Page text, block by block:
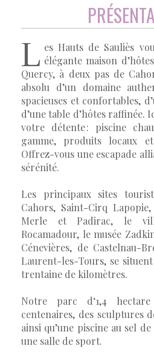
L es Hauts de Sauliès
élégante maison
Quercy, à deux pas de
absolu d’un domaine
spacieuses et confortables,
d’une table d’hôtes raffinée.
votre détente : piscine
gamme, produits locaux
Offrez-vous une escapade
sérénité.
Les principaux sites
Cahors, Saint-Cirq
Merle et Padirac, le
Rocamadour, le musée
Cénevières, de Castelnau-
Laurent-les-Tours, se
trentaine de kilomètres.
Notre parc d‘1,4
centenaires, des sculptures
ainsi qu’une piscine au sel
une salle de sport.